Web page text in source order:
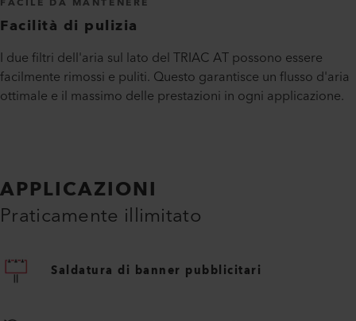
Facilità di pulizia
I due filtri dell'aria sul lato del TRIAC AT possono essere
facilmente rimossi e puliti. Questo garantisce un flusso d'aria
ottimale e il massimo delle prestazioni in ogni applicazione.
APPLICAZIONI
Praticamente illimitato
Saldatura di banner pubblicitari